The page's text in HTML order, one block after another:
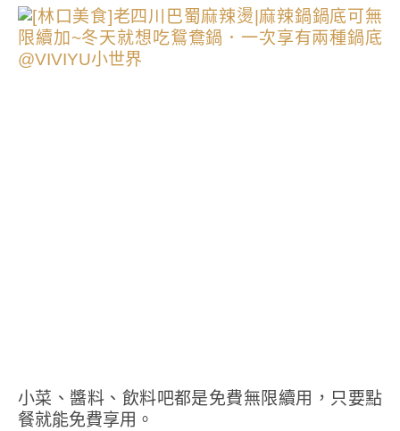
小菜、醬料、飲料吧都是免費無限續用，只要點
餐就能免費享用。